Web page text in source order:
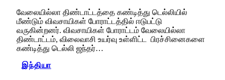
வேலையில்லா திண்டாட்டத்தை கண்டித்து டெல்லியில்
மீண்டும் விவசாயிகள் போராட்டத்தில் ஈடுபட்டு
வருகின்றனர். விவசாயிகள் போராட்டம் வேலையில்லா
திண்டாட்டம், விலைவாசி உயர்வு உள்ளிட்ட பிரச்சினைகளை
கண்டித்து டெல்லி ஜந்தர்…
இந்தியா